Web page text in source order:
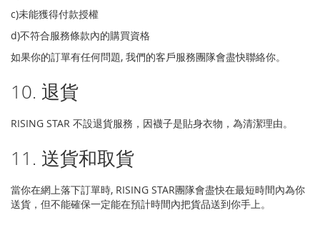
c)未能獲得付款授權
d)不符合服務條款內的購買資格
如果你的訂單有任何問題, 我們的客戶服務團隊會盡快聯絡你。
10. 退貨
RISING STAR 不設退貨服務，因襪子是貼身衣物，為清潔理由。
11. 送貨和取貨
當你在網上落下訂單時, RISING STAR團隊會盡快在最短時間內為你
送貨，但不能確保一定能在預計時間內把貨品送到你手上。